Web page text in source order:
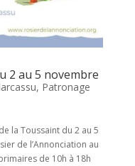
2 au 5 novembre
, Patronage
la Toussaint du 2 au 5
de l’Annonciation au
de 10h à 18h